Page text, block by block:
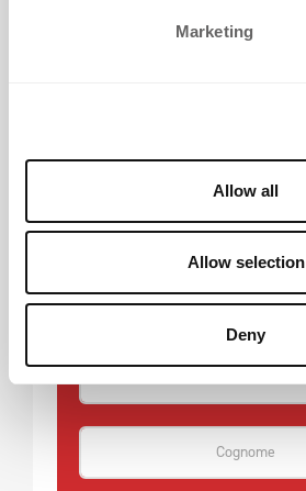
Marketing
Allow all
Allow selection
Deny
Hai ancora dubbi?